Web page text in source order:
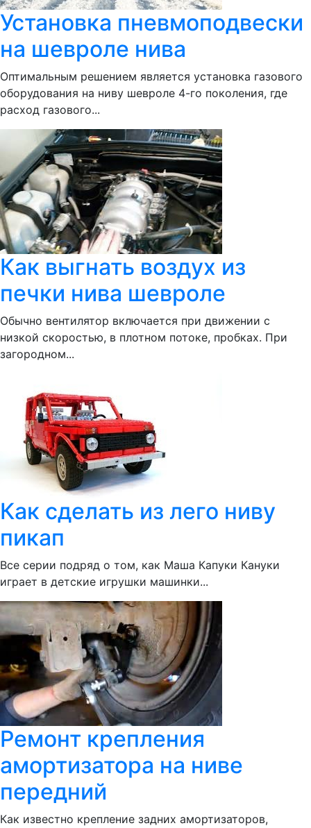
Установка пневмоподвески
на шевроле нива
Оптимальным решением является установка газового
оборудования на ниву шевроле 4-го поколения, где
расход газового...
Как выгнать воздух из
печки нива шевроле
Обычно вентилятор включается при движении с
низкой скоростью, в плотном потоке, пробках. При
загородном...
Как сделать из лего ниву
пикап
Все серии подряд о том, как Маша Капуки Кануки
играет в детские игрушки машинки...
Ремонт крепления
амортизатора на ниве
передний
Как известно крепление задних амортизаторов,